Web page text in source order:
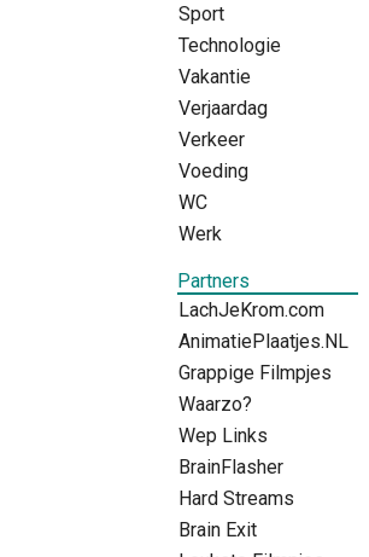
Sport
Technologie
Vakantie
Verjaardag
Verkeer
Voeding
WC
Werk
Partners
LachJeKrom.com
AnimatiePlaatjes.NL
Grappige Filmpjes
Waarzo?
Wep Links
BrainFlasher
Hard Streams
Brain Exit